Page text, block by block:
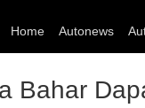
Home Autonews
Bahar